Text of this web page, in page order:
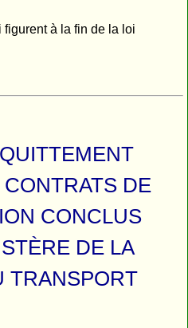
figurent à la fin de la loi
DE
CONCLUS
DE LA
TRANSPORT